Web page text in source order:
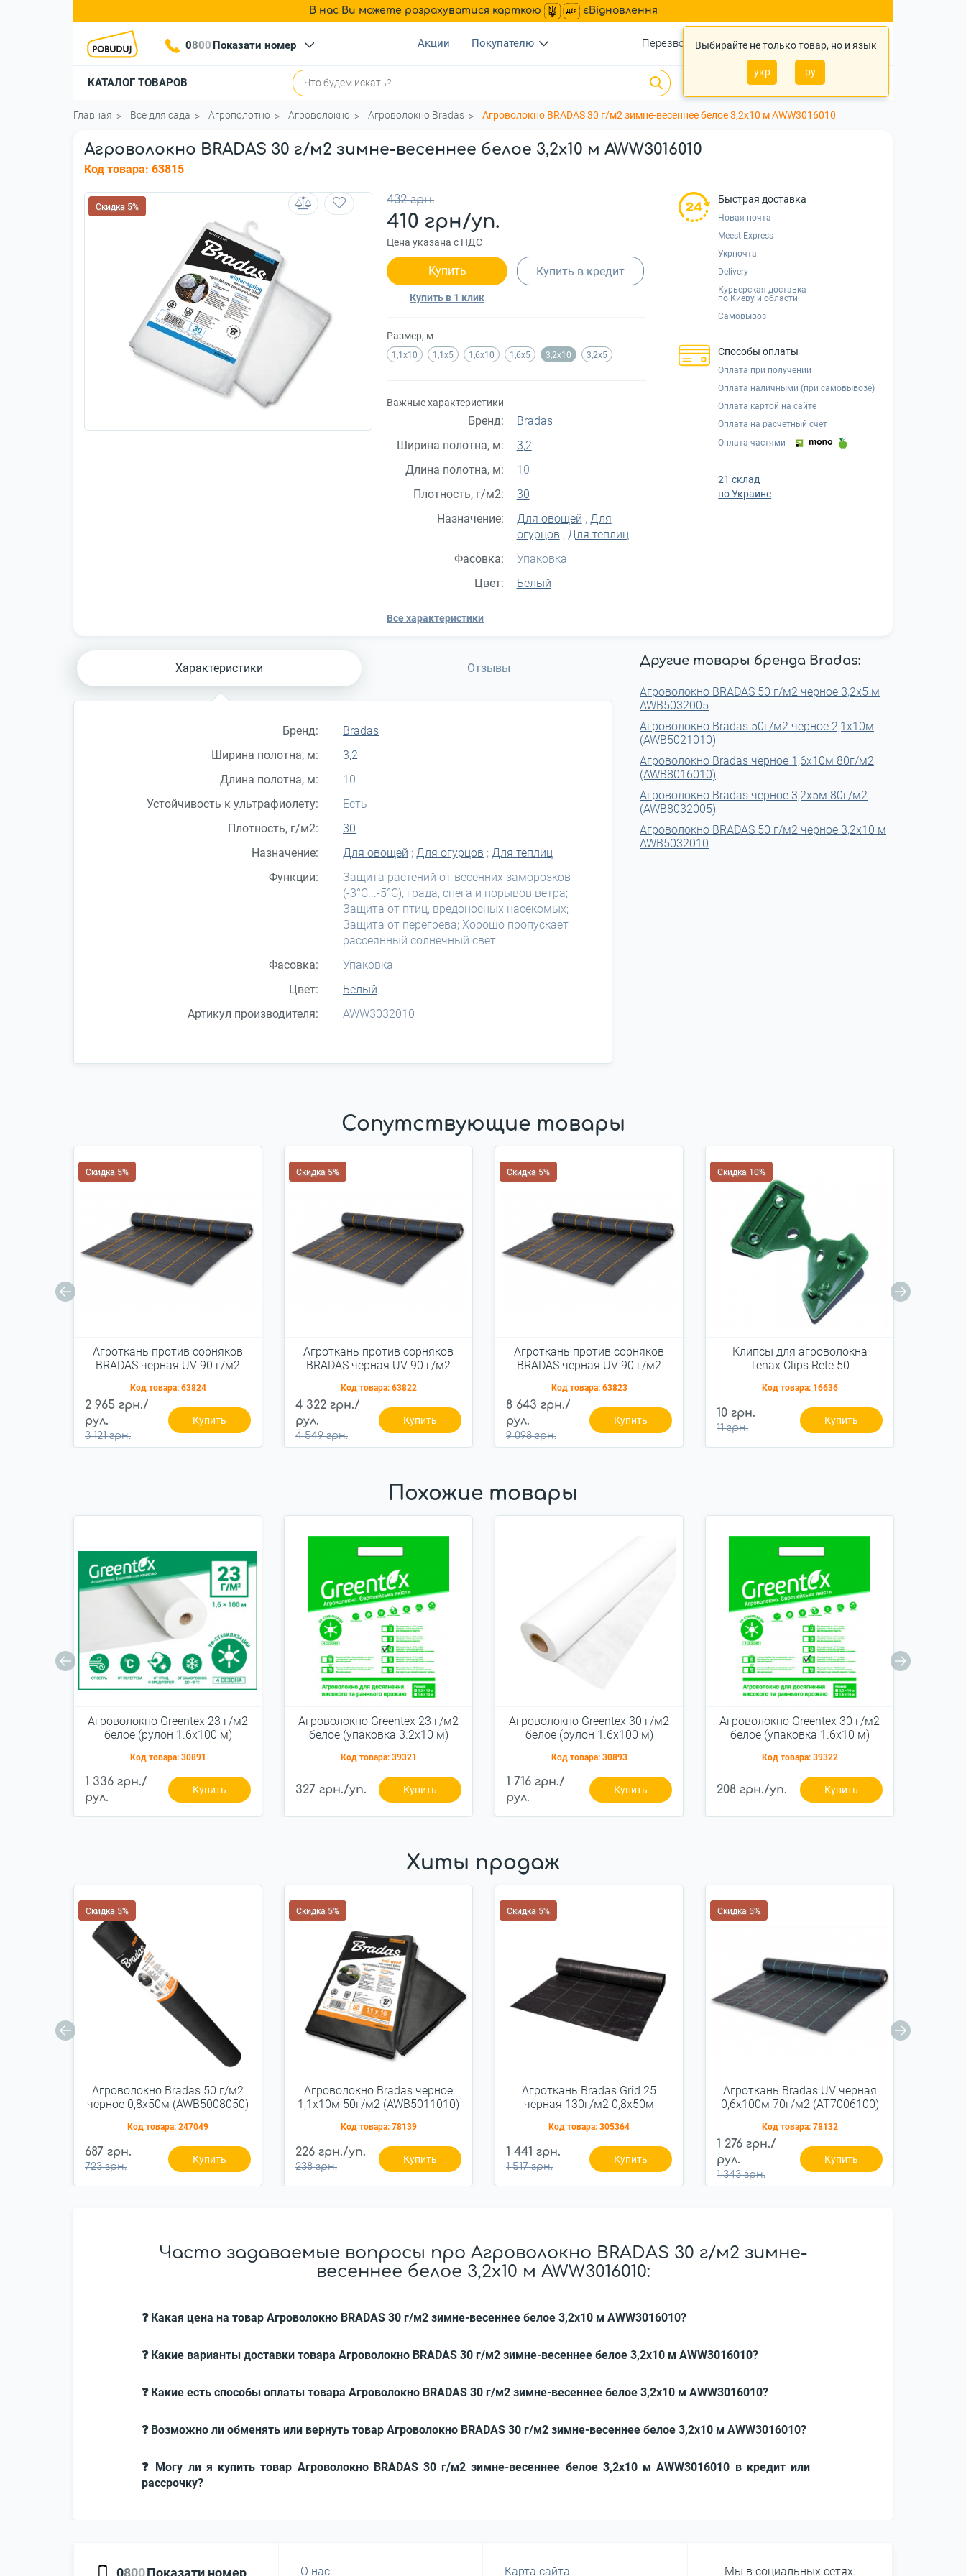
В нас Ви можете розрахуватися карткою єВідновлення
Выбирайте не только товар, но и язык
укр ру
0800 Показати номер Акции Покупателю Перезвонить? Войти Укр Ру
КАТАЛОГ ТОВАРОВ 0
Главная Все для сада Агрополотно Агроволокно Агроволокно Bradas Агроволокно BRADAS 30 г/м2 зимне-весеннее белое 3,2x10 м AWW3016010
Агроволокно BRADAS 30 г/м2 зимне-весеннее белое 3,2x10 м AWW3016010
Код товара: 63815
Скидка 5%
432 грн.
410 грн/уп.
Цена указана с НДС
Купить
Купить в 1 клик
Купить в кредит
Размер, м
1,1x10 1,1x5 1,6x10 1,6x5 3,2x10 3,2x5
Важные характеристики
Бренд:
Bradas
Ширина полотна, м:
3,2
Длина полотна, м:
10
Плотность, г/м2:
30
Назначение:
Для овощей ; Для
огурцов ; Для теплиц
Фасовка:
Упаковка
Цвет:
Белый
Все характеристики
Быстрая доставка
Новая почта
Meest Express
Укрпочта
Delivery
Курьерская доставка
по Киеву и области
Самовывоз
Способы оплаты
Оплата при получении
Оплата наличными (при самовывозе)
Оплата картой на сайте
Оплата на расчетный счет
Оплата частями
21 склад
по Украине
Характеристики Отзывы
Бренд:
Bradas
Ширина полотна, м:
3,2
Длина полотна, м:
10
Устойчивость к ультрафиолету:
Есть
Плотность, г/м2:
30
Назначение:
Для овощей ; Для огурцов ; Для теплиц
Функции:
Защита растений от весенних заморозков
(-3°С...-5°С), града, снега и порывов ветра;
Защита от птиц, вредоносных насекомых;
Защита от перегрева; Хорошо пропускает
рассеянный солнечный свет
Фасовка:
Упаковка
Цвет:
Белый
Артикул производителя:
AWW3032010
Другие товары бренда Bradas:
Агроволокно BRADAS 50 г/м2 черное 3,2x5 м
AWB5032005
Агроволокно Bradas 50г/м2 черное 2,1х10м
(AWB5021010)
Агроволокно Bradas черное 1,6х10м 80г/м2
(AWB8016010)
Агроволокно Bradas черное 3,2х5м 80г/м2
(AWB8032005)
Агроволокно BRADAS 50 г/м2 черное 3,2x10 м
AWB5032010
Сопутствующие товары
Скидка 5%
Агроткань против сорняков
BRADAS черная UV 90 г/м2
Код товара: 63824
2 965 грн./
рул.
3 121 грн.
Купить
Скидка 5%
Агроткань против сорняков
BRADAS черная UV 90 г/м2
Код товара: 63822
4 322 грн./
рул.
4 549 грн.
Купить
Скидка 5%
Агроткань против сорняков
BRADAS черная UV 90 г/м2
Код товара: 63823
8 643 грн./
рул.
9 098 грн.
Купить
Скидка 10%
Клипсы для агроволокна
Tenax Clips Rete 50
Код товара: 16636
10 грн.
11 грн.
Купить
Похожие товары
Агроволокно Greentex 23 г/м2
белое (рулон 1.6x100 м)
Код товара: 30891
1 336 грн./
рул.
Купить
Агроволокно Greentex 23 г/м2
белое (упаковка 3.2x10 м)
Код товара: 39321
327 грн./уп. Купить
Агроволокно Greentex 30 г/м2
белое (рулон 1.6x100 м)
Код товара: 30893
1 716 грн./
рул.
Купить
Агроволокно Greentex 30 г/м2
белое (упаковка 1.6x10 м)
Код товара: 39322
208 грн./уп. Купить
Хиты продаж
Скидка 5%
Агроволокно Bradas 50 г/м2
черное 0,8х50м (AWB5008050)
Код товара: 247049
687 грн.
723 грн.
Купить
Скидка 5%
Агроволокно Bradas черное
1,1х10м 50г/м2 (AWB5011010)
Код товара: 78139
226 грн./уп.
238 грн.
Купить
Скидка 5%
Агроткань Bradas Grid 25
черная 130г/м2 0,8x50м
Код товара: 305364
1 441 грн.
1 517 грн.
Купить
Скидка 5%
Агроткань Bradas UV черная
0,6х100м 70г/м2 (AT7006100)
Код товара: 78132
1 276 грн./
рул.
1 343 грн.
Купить
Часто задаваемые вопросы про Агроволокно BRADAS 30 г/м2 зимне-
весеннее белое 3,2x10 м AWW3016010:
❓ Какая цена на товар Агроволокно BRADAS 30 г/м2 зимне-весеннее белое 3,2x10 м AWW3016010?
❓ Какие варианты доставки товара Агроволокно BRADAS 30 г/м2 зимне-весеннее белое 3,2x10 м AWW3016010?
❓ Какие есть способы оплаты товара Агроволокно BRADAS 30 г/м2 зимне-весеннее белое 3,2x10 м AWW3016010?
❓ Возможно ли обменять или вернуть товар Агроволокно BRADAS 30 г/м2 зимне-весеннее белое 3,2x10 м AWW3016010?
❓ Могу ли я купить товар Агроволокно BRADAS 30 г/м2 зимне-весеннее белое 3,2x10 м AWW3016010 в кредит или
рассрочку?
0800Показати номер О нас Карта сайта Мы в социальных сетях: